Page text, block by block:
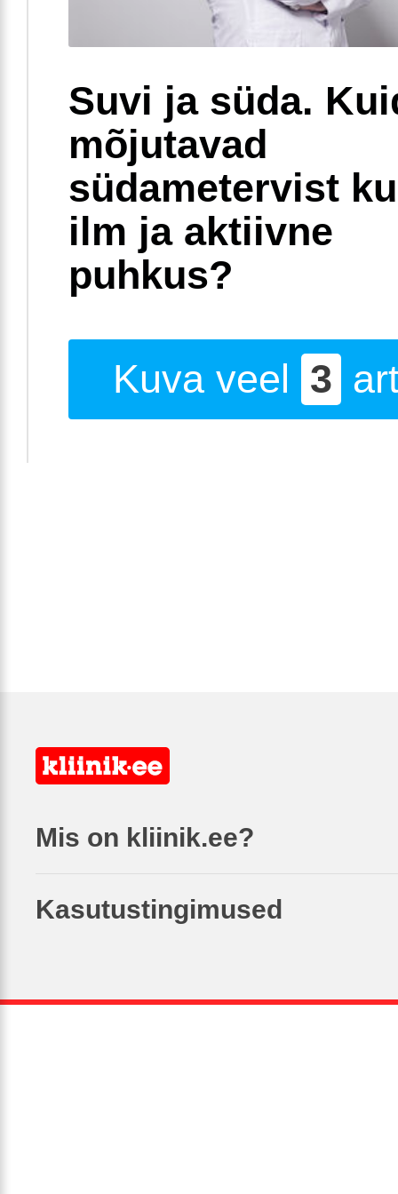
Suvi ja süda.
mõjutavad
südametervist
ilm ja aktiivne
puhkus?
Kuva veel 3
Mis on kliinik.ee?
Kasutustingimused